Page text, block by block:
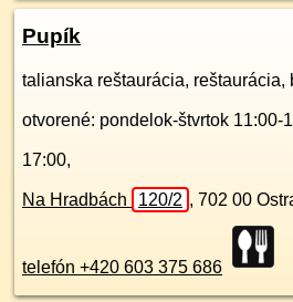
Pupík
talianska reštaurácia, reštaurácia,
otvorené: pondelok-štvrtok 11:00-19:00,
17:00,
Na Hradbách 120/2 , 702 00
telefón +420 603 375 686